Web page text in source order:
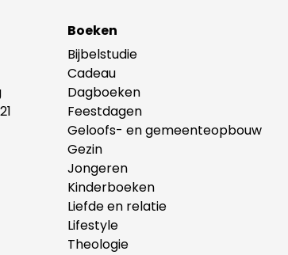
Boeken
Bijbelstudie
Cadeau
Dagboeken
Feestdagen
Geloofs- en gemeenteopbouw
Gezin
Jongeren
Kinderboeken
Liefde en relatie
Lifestyle
Theologie